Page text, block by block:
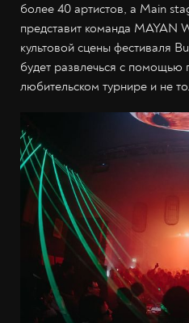
более 40 артистов, а Main
представит команда MAYAN
культовой сцены фестиваля
будет развлечься с помощью
любительском турнире и не